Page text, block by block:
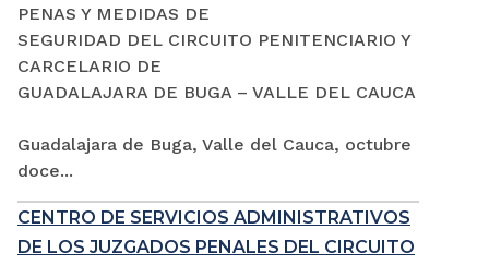
PENAS Y MEDIDAS DE
SEGURIDAD DEL CIRCUITO PENITENCIARIO Y
CARCELARIO DE
GUADALAJARA DE BUGA – VALLE DEL CAUCA
Guadalajara de Buga, Valle del Cauca, octubre
doce...
CENTRO DE SERVICIOS ADMINISTRATIVOS
DE LOS JUZGADOS PENALES DEL CIRCUITO